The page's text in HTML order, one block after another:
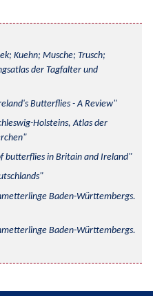
Kuehn; Musche; Trusch;
der Tagfalter und
Butterflies - A Review
Holsteins, Atlas der
butterflies in Britain and Ireland
Baden-Württembergs.
Baden-Württembergs.